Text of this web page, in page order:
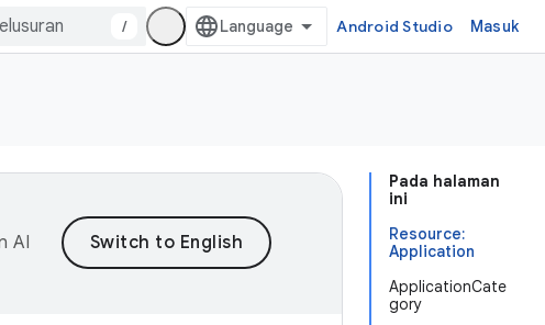
/ Android Studio Masuk
Pada halaman
ini
Resource:
Application
ApplicationCate
gory
AI